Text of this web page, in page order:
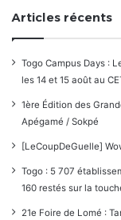
Articles récents
Togo Campus Days :
les 14 et 15 août au
1ère Édition des
Apégamé / Sokpé
[LeCoupDeGuelle]
Togo : 5 707
160 restés sur la
21e Foire de Lomé :